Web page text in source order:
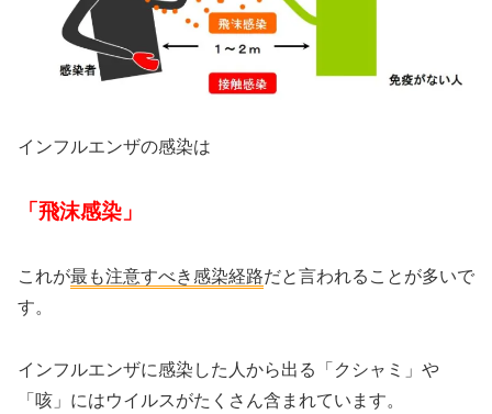
インフルエンザの感染は
「飛沫感染」
これが最も注意すべき感染経路だと言われることが多いで
す。
インフルエンザに感染した人から出る「クシャミ」や
「咳」にはウイルスがたくさん含まれています。